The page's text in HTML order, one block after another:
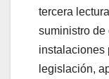
tercera
suministro de
instalaciones
legislación,